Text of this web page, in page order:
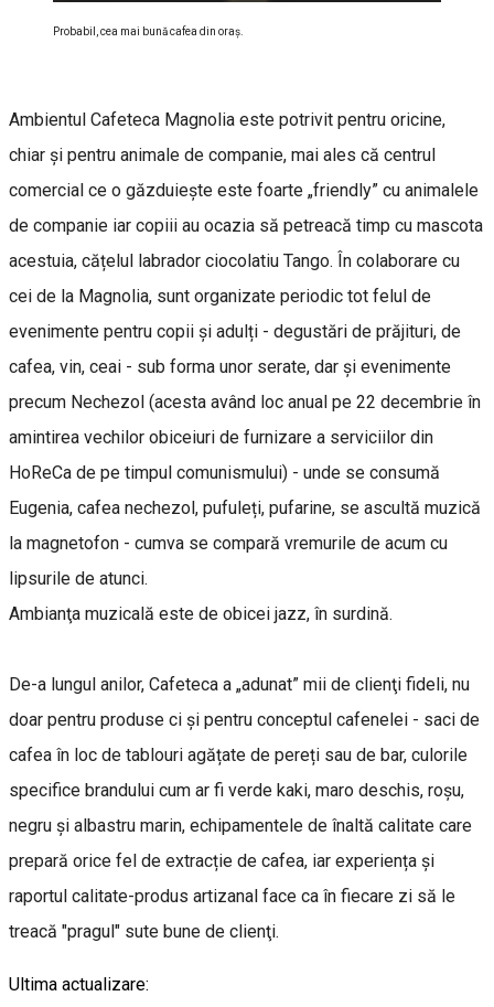
Probabil, cea mai bună cafea din oraş.
Ambientul Cafeteca Magnolia este potrivit pentru oricine,
chiar și pentru animale de companie, mai ales că centrul
comercial ce o găzduieşte este foarte „friendly” cu animalele
de companie iar copiii au ocazia să petreacă timp cu mascota
acestuia, cățelul labrador ciocolatiu Tango. În colaborare cu
cei de la Magnolia, sunt organizate periodic tot felul de
evenimente pentru copii și adulți - degustări de prăjituri, de
cafea, vin, ceai - sub forma unor serate, dar şi evenimente
precum Nechezol (acesta având loc anual pe 22 decembrie în
amintirea vechilor obiceiuri de furnizare a serviciilor din
HoReCa de pe timpul comunismului) - unde se consumă
Eugenia, cafea nechezol, pufuleți, pufarine, se ascultă muzică
la magnetofon - cumva se compară vremurile de acum cu
lipsurile de atunci.
Ambianţa muzicală este de obicei jazz, în surdină.
De-a lungul anilor, Cafeteca a „adunat” mii de clienţi fideli, nu
doar pentru produse ci și pentru conceptul cafenelei - saci de
cafea în loc de tablouri agățate de pereți sau de bar, culorile
specifice brandului cum ar fi verde kaki, maro deschis, roșu,
negru și albastru marin, echipamentele de înaltă calitate care
prepară orice fel de extracție de cafea, iar experiența și
raportul calitate-produs artizanal face ca în fiecare zi să le
treacă "pragul" sute bune de clienţi.
Ultima actualizare: